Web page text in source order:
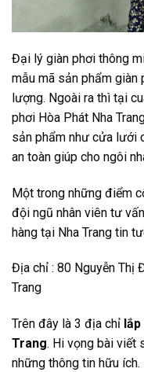
Đại lý giàn phơi thông
mẫu mã sản phẩm
lượng. Ngoài ra thì tại
phơi Hòa Phát Nha
sản phẩm như cửa lưới
an toàn giúp cho ngôi
Một trong những điểm
đội ngũ nhân viên tư
hàng tại Nha Trang tin
Địa chỉ : 80 Nguyễn Thị
Trang
Trên đây là 3 địa chỉ
Trang. Hi vọng bài viết
những thông tin hữu ích.